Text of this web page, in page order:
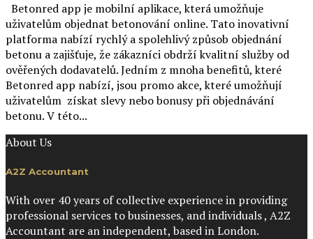
Betonred app je mobilní aplikace, která umožňuje
uživatelům objednat betonování online. Tato inovativní
platforma nabízí rychlý a spolehlivý způsob objednání
betonu a zajišťuje, že zákazníci obdrží kvalitní služby od
ověřených dodavatelů. Jedním z mnoha benefitů, které
Betonred app nabízí, jsou promo akce, které umožňují
uživatelům získat slevy nebo bonusy při objednávání
betonu. V této...
About Us
A2Z Accountant
With over 40 years of collective experience in providing
professional services to businesses, and individuals , A2Z
Accountant are an independent, based in London.